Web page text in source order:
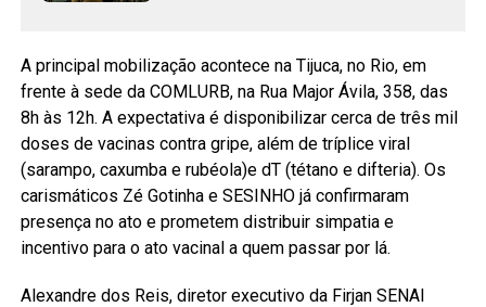
A principal mobilização acontece na Tijuca, no Rio, em
frente à sede da COMLURB, na Rua Major Ávila, 358, das
8h às 12h. A expectativa é disponibilizar cerca de três mil
doses de vacinas contra gripe, além de tríplice viral
(sarampo, caxumba e rubéola)e dT (tétano e difteria). Os
carismáticos Zé Gotinha e SESINHO já confirmaram
presença no ato e prometem distribuir simpatia e
incentivo para o ato vacinal a quem passar por lá.
Alexandre dos Reis, diretor executivo da Firjan SENAI